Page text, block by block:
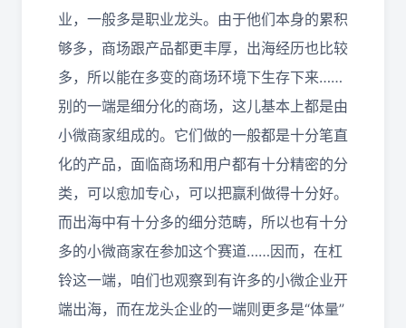
业，一般多是职业龙头。由于他们本身的累积
够多，商场跟产品都更丰厚，出海经历也比较
多，所以能在多变的商场环境下生存下来……
别的一端是细分化的商场，这儿基本上都是由
小微商家组成的。它们做的一般都是十分笔直
化的产品，面临商场和用户都有十分精密的分
类，可以愈加专心，可以把赢利做得十分好。
而出海中有十分多的细分范畴，所以也有十分
多的小微商家在参加这个赛道……因而，在杠
铃这一端，咱们也观察到有许多的小微企业开
端出海，而在龙头企业的一端则更多是“体量”